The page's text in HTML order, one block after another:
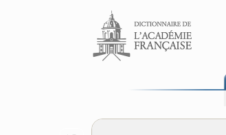
Aller au contenu